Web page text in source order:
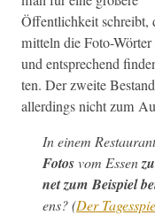
Öffentlichkeit
mit­teln die Foto-Wörter
und entsprechend
ten. Der zweite
allerd­ings nicht zum
In einem
Fotosvom Essen
net zum Beispiel
ens? (Der